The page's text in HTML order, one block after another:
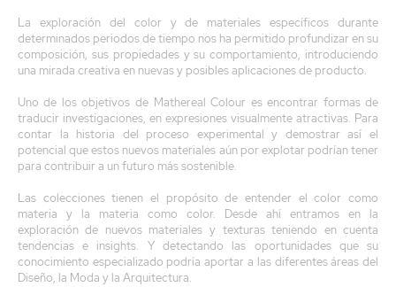
La exploración del color y de materiales específicos durante
determinados periodos de tiempo nos ha permitido profundizar en su
composición, sus propiedades y su comportamiento, introduciendo
una mirada creativa en nuevas y posibles aplicaciones de producto.
Uno de los objetivos de Mathereal Colour es encontrar formas de
traducir investigaciones, en expresiones visualmente atractivas. Para
contar la historia del proceso experimental y demostrar así el
potencial que estos nuevos materiales aún por explotar podrían tener
para contribuir a un futuro más sostenible.
Las colecciones tienen el propósito de entender el color como
materia y la materia como color. Desde ahí entramos en la
exploración de nuevos materiales y texturas teniendo en cuenta
tendencias e insights. Y detectando las oportunidades que su
conocimiento especializado podría aportar a las diferentes áreas del
Diseño, la Moda y la Arquitectura.